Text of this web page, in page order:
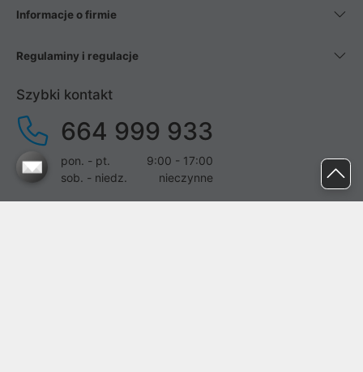
Informacje o firmie
Regulaminy i regulacje
Szybki kontakt
664 999 933
pon. - pt.
9:00 - 17:00
sob. - niedz.
nieczynne